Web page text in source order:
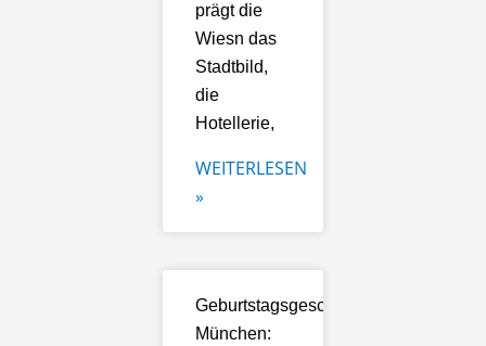
prägt die
Wiesn das
Stadtbild,
die
Hotellerie,
WEITERLESEN
»
Geburtstagsgeschenk
München: